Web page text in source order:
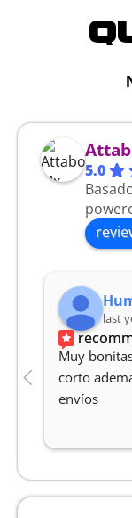
5.0
last
Muy
corto
envíos